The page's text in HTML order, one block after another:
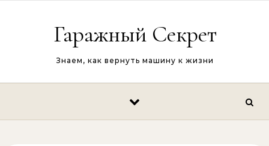
Гаражный Секрет
Знаем, как вернуть машину к жизни